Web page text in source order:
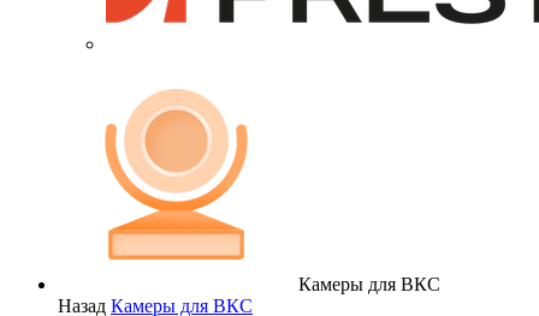
Камеры для ВКС
Назад Камеры для ВКС